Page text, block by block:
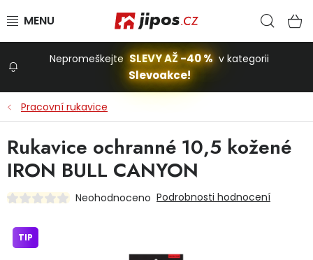
Stavba a dům
Nepromeškejte SLEVY AŽ -40 % v kategorii
Slevoakce!
Pracovní rukavice
Rukavice ochranné 10,5 kožené
IRON BULL CANYON
Neohodnoceno Podrobnosti hodnocení
TIP